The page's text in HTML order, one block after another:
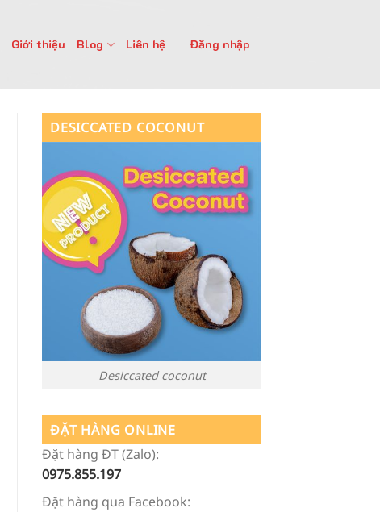
Giới thiệu Blog Liên hệ Đăng nhập
DESICCATED COCONUT
Desiccated coconut
ĐẶT HÀNG ONLINE
Đặt hàng ĐT (Zalo):
0975.855.197
Đặt hàng qua Facebook: